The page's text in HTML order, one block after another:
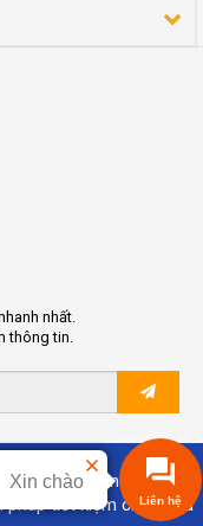
Liên hệ
Xin chào
nhất.
thông tin.
Chất Lượng
pháp tiết kiệm chi phí và